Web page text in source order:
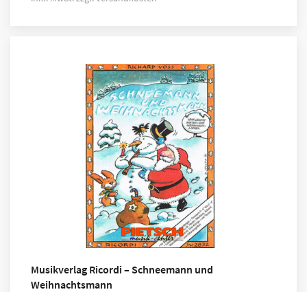
Musikverlag Ricordi – Schneemann und
Weihnachtsmann